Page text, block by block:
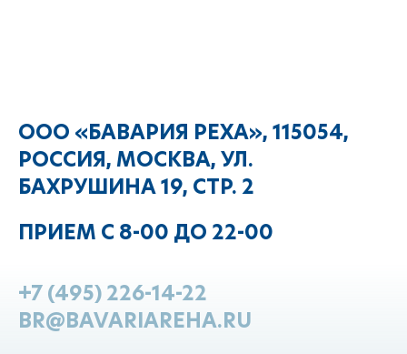
ООО «БАВАРИЯ РЕХА», 115054,
РОССИЯ, МОСКВА, УЛ.
БАХРУШИНА 19, СТР. 2
ПРИЕМ С 8-00 ДО 22-00
+7 (495) 226-14-22
BR@BAVARIAREHA.RU